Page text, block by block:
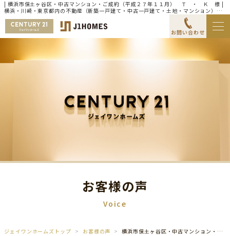
| 横浜市保土ヶ谷区・中古マンション・ご成約（平成２７年１１月） Ｔ ・ Ｋ 様 |
横浜・川崎・東京都内の不動産（新築一戸建て・中古一戸建て・土地・マンション）な
らセンチュリー21ジェイワンホームズ
お問い合わせ
お客様の声
Voice
ジェイワンホームズトップ お客様の声 横浜市保土ヶ谷区・中古マンション・ご成約（平成２７年１１月） Ｔ ・ Ｋ 様